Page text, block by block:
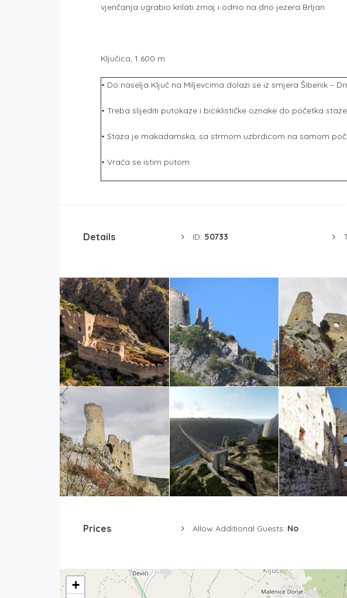
vjenčanja ugrabio krilati zmaj i odnio na dno jezera Brljan.
Ključica, 1 600 m
• Do naselja Ključ na Miljevcima dolazi se iz smjera Šibenik –
• Treba slijediti putokaze i biciklističke oznake do početka staze
• Staza je makadamska, sa strmom uzbrdicom na samom
• Vraća se istim putom
Details ID: 50733
Prices Allow Additional Guests: No
+